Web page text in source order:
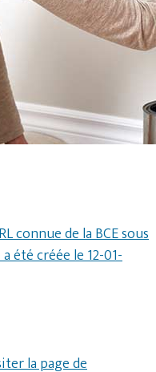
connue de la BCE sous
été créée le 12-01-
la page de